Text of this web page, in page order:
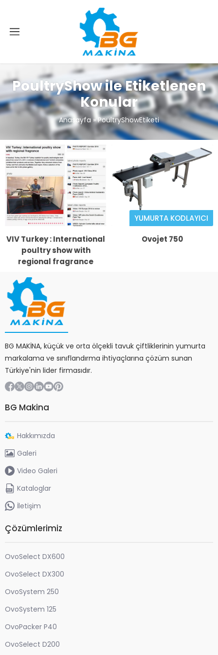
PoultryShow ile Etiketlenen
Konular
Anasayfa»PoultryShowEtiketi
VIV Turkey : International
poultry show with
regional fragrance
YUMURTA KODLAYICI
Ovojet 750
BG MAKİNA, küçük ve orta ölçekli tavuk çiftliklerinin yumurta
markalama ve sınıflandırma ihtiyaçlarına çözüm sunan
Türkiye'nin lider firmasıdır.
BG Makina
Hakkımızda
Galeri
Video Galeri
Kataloglar
İletişim
Çözümlerimiz
OvoSelect DX600
OvoSelect DX300
OvoSystem 250
OvoSystem 125
OvoPacker P40
OvoSelect D200